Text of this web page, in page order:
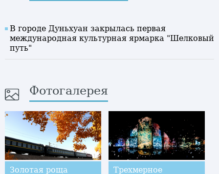
В городе Дуньхуан закрылась первая
международная культурная ярмарка "Шелковый
путь"
Фотогалерея
Золотая роща
Трехмерное